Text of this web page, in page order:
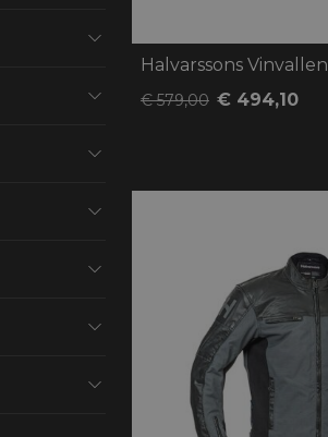
Halvarssons Vinvallen
€ 579,00 € 494,10